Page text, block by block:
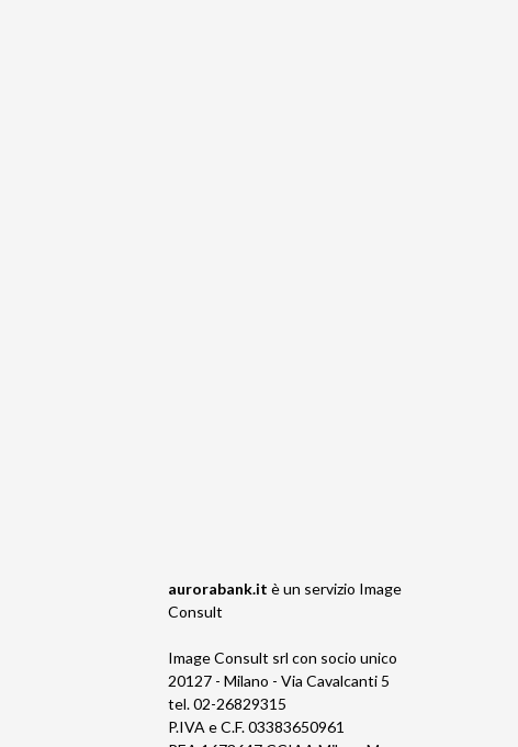
aurorabank.it è un servizio Image
Consult
Image Consult srl con socio unico
20127 - Milano - Via Cavalcanti 5
tel. 02-26829315
P.IVA e C.F. 03383650961